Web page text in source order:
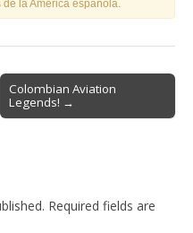
la América española.
Colombian Aviation
Legends! →
Required fields are